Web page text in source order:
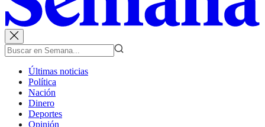
Últimas noticias
Política
Nación
Dinero
Deportes
Opinión